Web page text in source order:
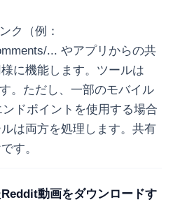
ク（例：
... やアプリからの共
に機能します。ツールは
。ただし、一部のモバイル
ドポイントを使用する場合
は両方を処理します。共有
す。
動画をダウンロードす